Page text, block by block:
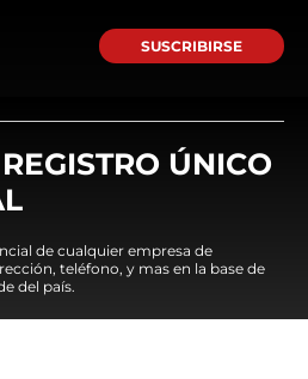
SUSCRIBIRSE
ÚNICO
de cualquier empresa de
teléfono, y mas en la base de
del país.